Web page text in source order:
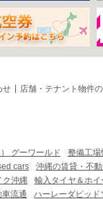
せ 店舗・テナント物件
グーワールド
整備工場
cars
沖縄の賃貸・不
ク沖縄
輸入タイヤ＆ホ
流通 ハーレーダビッド